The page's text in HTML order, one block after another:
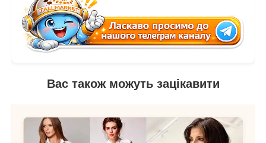
Вас також можуть зацікавити